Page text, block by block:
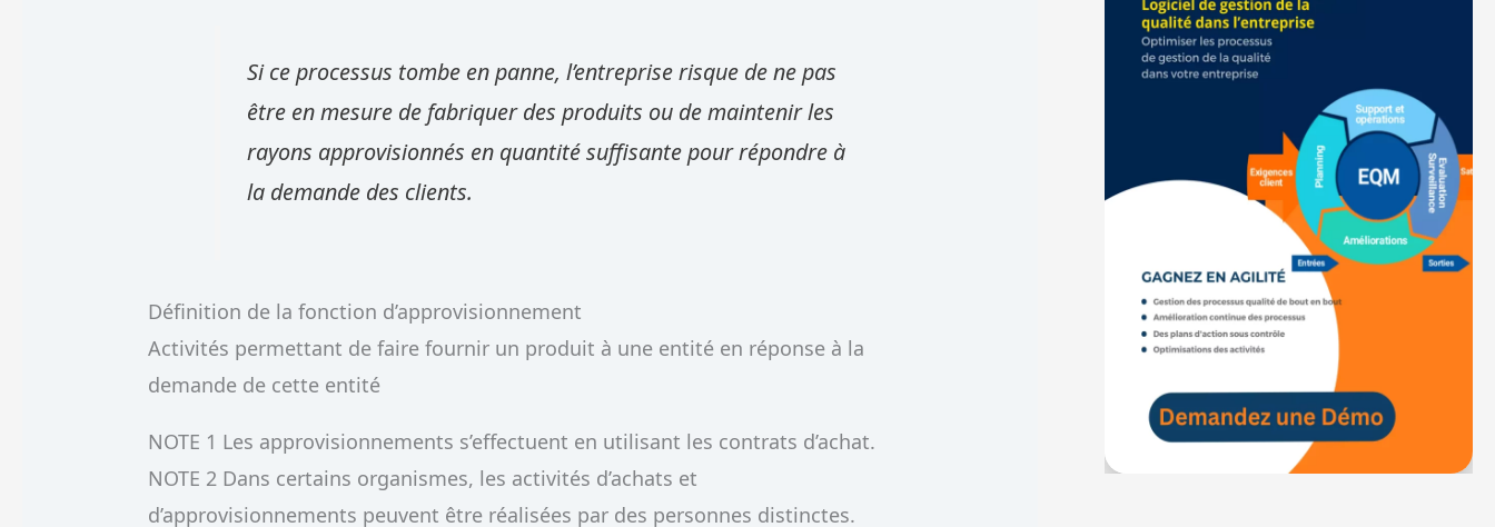
Si ce processus tombe en panne, l’entreprise risque de ne pas
être en mesure de fabriquer des produits ou de maintenir les
rayons approvisionnés en quantité suffisante pour répondre à
la demande des clients.
Définition de la fonction d’approvisionnement
Activités permettant de faire fournir un produit à une entité en réponse à la
demande de cette entité
NOTE 1 Les approvisionnements s’effectuent en utilisant les contrats d’achat.
NOTE 2 Dans certains organismes, les activités d’achats et
d’approvisionnements peuvent être réalisées par des personnes distinctes.